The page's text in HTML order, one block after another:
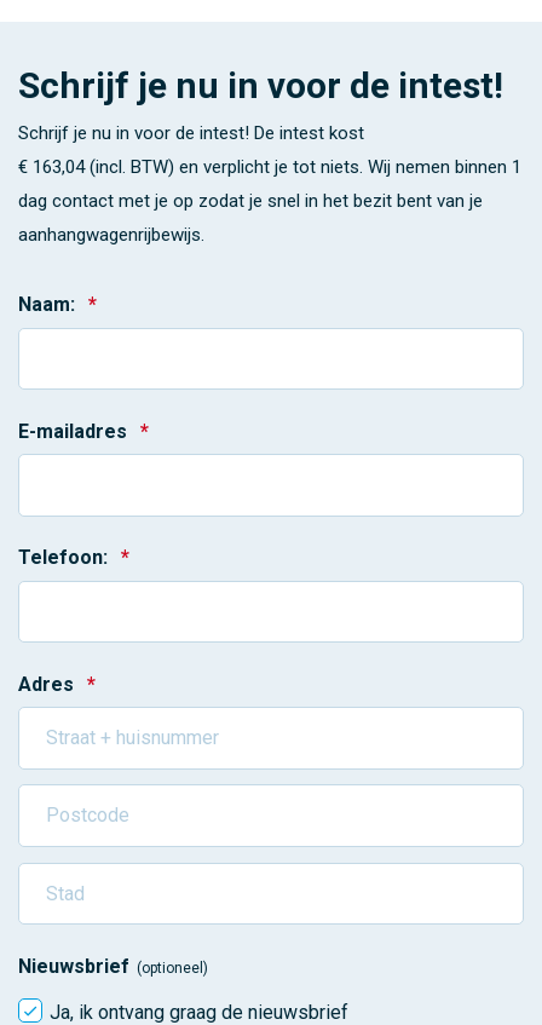
Schrijf je nu in voor de intest!
Schrijf je nu in voor de intest! De intest kost
€ 163,04 (incl. BTW) en verplicht je tot niets. Wij nemen binnen 1
dag contact met je op zodat je snel in het bezit bent van je
aanhangwagenrijbewijs.
Naam: *
E-mailadres *
Telefoon: *
Adres *
Nieuwsbrief (optioneel)
Ja, ik ontvang graag de nieuwsbrief